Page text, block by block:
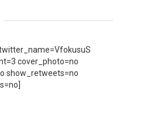
cover_photo=no
show_retweets=no